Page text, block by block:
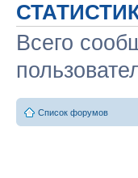
Всего
Список форумов